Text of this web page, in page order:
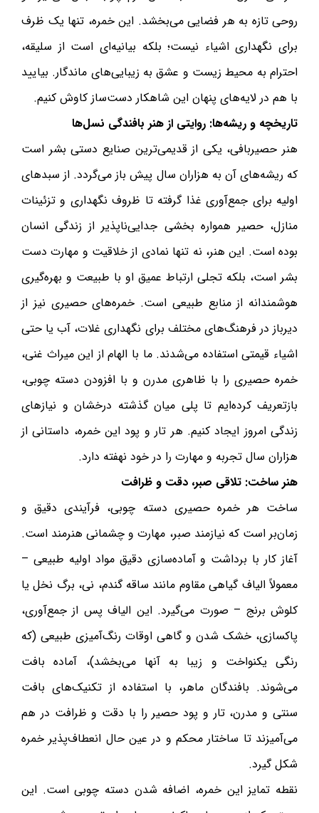
روحی تازه به هر فضایی می‌بخشد. این خمره، تنها یک ظرف
برای نگهداری اشیاء نیست؛ بلکه بیانیه‌ای است از سلیقه،
احترام به محیط زیست و عشق به زیبایی‌های ماندگار. بیایید
با هم در لایه‌های پنهان این شاهکار دست‌ساز کاوش کنیم.
تاریخچه و ریشه‌ها: روایتی از هنر بافندگی نسل‌ها
هنر حصیربافی، یکی از قدیمی‌ترین صنایع دستی بشر است
که ریشه‌های آن به هزاران سال پیش باز می‌گردد. از سبدهای
اولیه برای جمع‌آوری غذا گرفته تا ظروف نگهداری و تزئینات
منازل، حصیر همواره بخشی جدایی‌ناپذیر از زندگی انسان
بوده است. این هنر، نه تنها نمادی از خلاقیت و مهارت دست
بشر است، بلکه تجلی ارتباط عمیق او با طبیعت و بهره‌گیری
هوشمندانه از منابع طبیعی است. خمره‌های حصیری نیز از
دیرباز در فرهنگ‌های مختلف برای نگهداری غلات، آب یا حتی
اشیاء قیمتی استفاده می‌شدند. ما با الهام از این میراث غنی،
خمره حصیری را با ظاهری مدرن و با افزودن دسته چوبی،
بازتعریف کرده‌ایم تا پلی میان گذشته درخشان و نیازهای
زندگی امروز ایجاد کنیم. هر تار و پود این خمره، داستانی از
هزاران سال تجربه و مهارت را در خود نهفته دارد.
هنر ساخت: تلاقی صبر، دقت و ظرافت
ساخت هر خمره حصیری دسته چوبی، فرآیندی دقیق و
زمان‌بر است که نیازمند صبر، مهارت و چشمانی هنرمند است.
آغاز کار با برداشت و آماده‌سازی دقیق مواد اولیه طبیعی –
معمولاً الیاف گیاهی مقاوم مانند ساقه گندم، نی، برگ نخل یا
کلوش برنج – صورت می‌گیرد. این الیاف پس از جمع‌آوری،
پاکسازی، خشک شدن و گاهی اوقات رنگ‌آمیزی طبیعی (که
رنگی یکنواخت و زیبا به آنها می‌بخشد)، آماده بافت
می‌شوند. بافندگان ماهر، با استفاده از تکنیک‌های بافت
سنتی و مدرن، تار و پود حصیر را با دقت و ظرافت در هم
می‌آمیزند تا ساختار محکم و در عین حال انعطاف‌پذیر خمره
شکل گیرد.
نقطه تمایز این خمره، اضافه شدن دسته چوبی است. این